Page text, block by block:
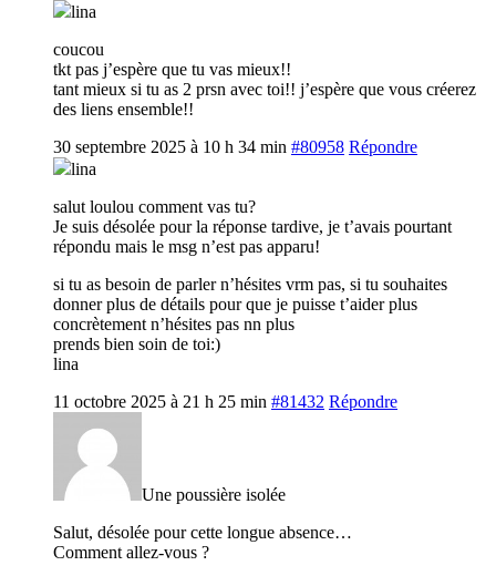
lina
coucou
tkt pas j’espère que tu vas mieux!!
tant mieux si tu as 2 prsn avec toi!! j’espère que vous créerez
des liens ensemble!!
30 septembre 2025 à 10 h 34 min #80958 Répondre
lina
salut loulou comment vas tu?
Je suis désolée pour la réponse tardive, je t’avais pourtant
répondu mais le msg n’est pas apparu!
si tu as besoin de parler n’hésites vrm pas, si tu souhaites
donner plus de détails pour que je puisse t’aider plus
concrètement n’hésites pas nn plus
prends bien soin de toi:)
lina
11 octobre 2025 à 21 h 25 min #81432 Répondre
Une poussière isolée
Salut, désolée pour cette longue absence…
Comment allez-vous ?